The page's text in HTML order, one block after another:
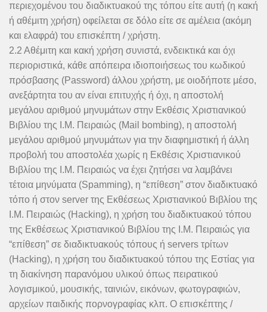
περιεχομένου του διαδικτυακού της τόπου είτε αυτή (η κακή
ή αθέμιτη χρήση) οφείλεται σε δόλο είτε σε αμέλεια (ακόμη
και ελαφρά) του επισκέπτη / χρήστη.
2.2 Αθέμιτη και κακή χρήση συνιστά, ενδεικτικά και όχι
περιοριστικά, κάθε απόπειρα ιδιοποιήσεως του κωδικού
πρόσβασης (Password) άλλου χρήστη, με οιοδήποτε μέσο,
ανεξάρτητα του αν είναι επιτυχής ή όχι, η αποστολή
μεγάλου αριθμού μηνυμάτων στην Εκθέσις Χριστιανικού
Βιβλίου της Ι.Μ. Πειραιώς (Mail bombing), η αποστολή
μεγάλου αριθμού μηνυμάτων για την διαφημιστική ή άλλη
προβολή του αποστολέα χωρίς η Εκθέσις Χριστιανικού
Βιβλίου της Ι.Μ. Πειραιώς να έχει ζητήσει να λαμβάνει
τέτοια μηνύματα (Spamming), η “επίθεση” στον διαδικτυακό
τόπο ή στον server της Εκθέσεως Χριστιανικού Βιβλίου της
Ι.Μ. Πειραιώς (Hacking), η χρήση του διαδικτυακού τόπου
της Εκθέσεως Χριστιανικού Βιβλίου της Ι.Μ. Πειραιώς για
“επίθεση” σε διαδικτυακούς τόπους ή servers τρίτων
(Hacking), η χρήση του διαδικτυακού τόπου της Εστίας για
τη διακίνηση παρανόμου υλικού όπως πειρατικού
λογισμικού, μουσικής, ταινιών, εικόνων, φωτογραφιών,
αρχείων παιδικής πορνογραφίας κλπ. Ο επισκέπτης /